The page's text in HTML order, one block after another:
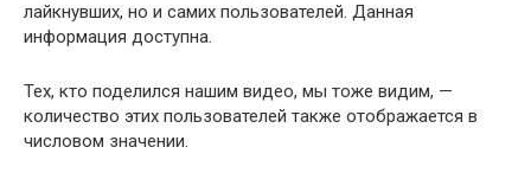
лайкнувших, но и самих пользователей. Данная
информация доступна.
Тех, кто поделился нашим видео, мы тоже видим, —
количество этих пользователей также отображается в
числовом значении.